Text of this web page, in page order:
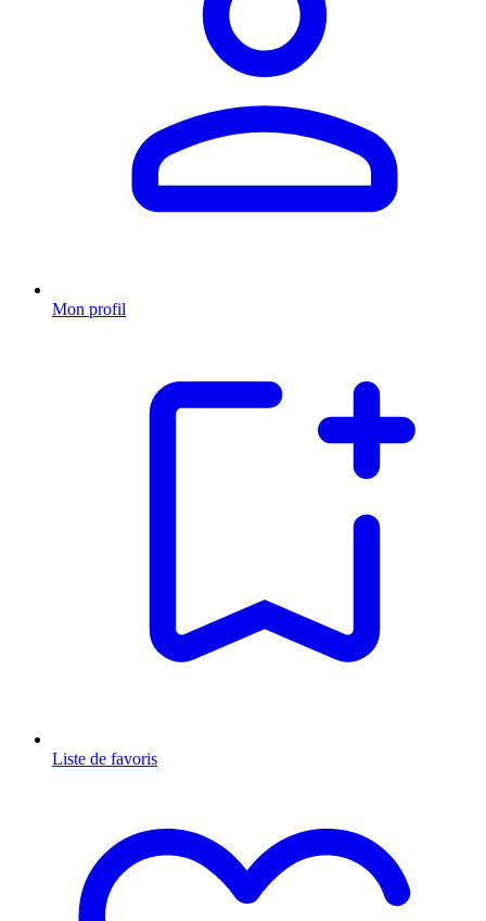
Mon profil
Liste de favoris